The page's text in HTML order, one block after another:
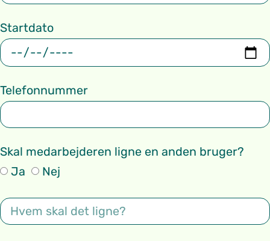
Startdato
Telefonnummer
Skal medarbejderen ligne en anden bruger?
Ja
Nej